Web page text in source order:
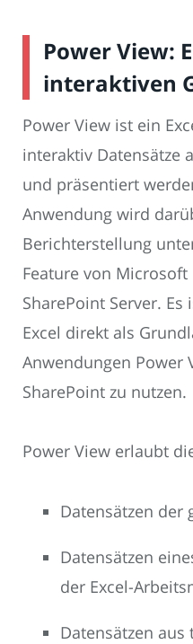
Power View:
interaktiven
Power View ist ein
interaktiv Datensätze
und präsentiert
Anwendung wird
Berichterstellung
Feature von
SharePoint Server.
Excel direkt als
Anwendungen Power
SharePoint zu nutzen.
Power View erlaubt
Datensätzen der
Datensätzen
der Excel-
Datensätzen